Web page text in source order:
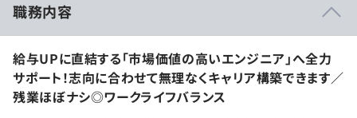
職務内容
給与UPに直結する「市場価値の高いエンジニア」へ全力
サポート！志向に合わせて無理なくキャリア構築できます／
残業ほぼナシ◎ワークライフバランス